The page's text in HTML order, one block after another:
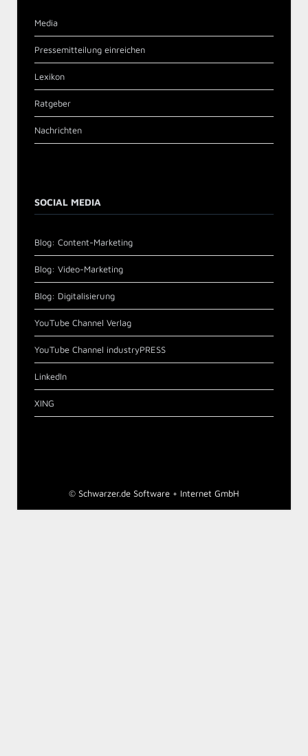
Media
Pressemitteilung einreichen
Lexikon
Ratgeber
Nachrichten
SOCIAL MEDIA
Blog: Content-Marketing
Blog: Video-Marketing
Blog: Digitalisierung
YouTube Channel Verlag
YouTube Channel industryPRESS
LinkedIn
XING
© Schwarzer.de Software + Internet GmbH